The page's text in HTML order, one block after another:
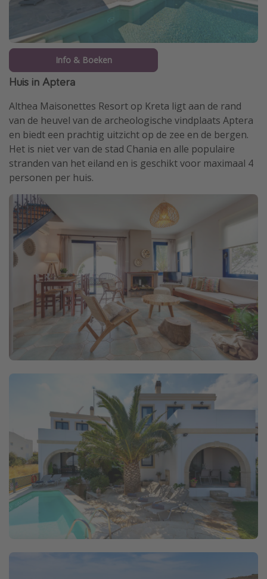
Info & Boeken
Huis in Aptera
Althea Maisonettes Resort op Kreta ligt aan de rand
van de heuvel van de archeologische vindplaats Aptera
en biedt een prachtig uitzicht op de zee en de bergen.
Het is niet ver van de stad Chania en alle populaire
stranden van het eiland en is geschikt voor maximaal 4
personen per huis.